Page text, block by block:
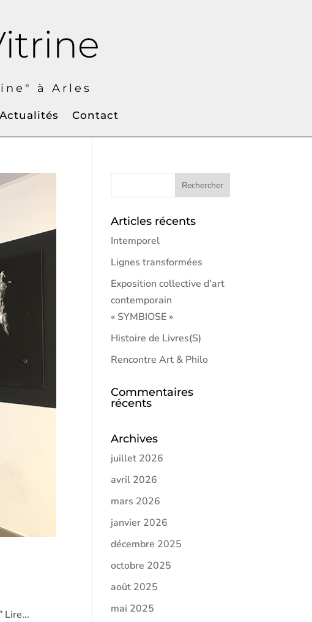
à Arles
Actualités Contact
Lire...
Articles récents
Intemporel
Lignes transformées
Exposition collective d’art
contemporain
« SYMBIOSE »
Histoire de Livres(S)
Rencontre Art & Philo
Commentaires
récents
Archives
juillet 2026
avril 2026
mars 2026
janvier 2026
décembre 2025
octobre 2025
août 2025
mai 2025